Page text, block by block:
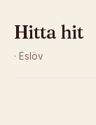
Hitta hit
· Eslöv